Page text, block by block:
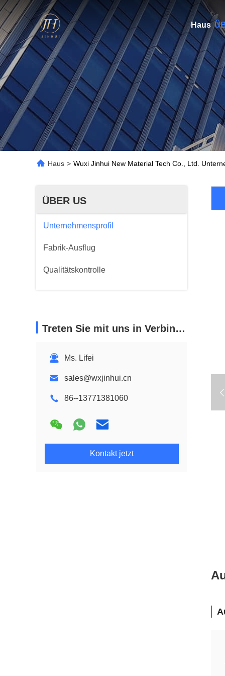
Haus
Haus > Wuxi Jinhui New Material Tech Co., Ltd.
ÜBER US
Unternehmensprofil
Fabrik-Ausflug
Qualitätskontrolle
Treten Sie mit uns in Verbindung
Ms. Lifei
sales@wxjinhui.cn
86--13771381060
Kontakt jetzt